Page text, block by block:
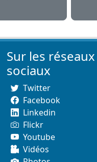
Sur les réseaux
sociaux
Twitter
Facebook
Linkedin
Flickr
Youtube
Vidéos